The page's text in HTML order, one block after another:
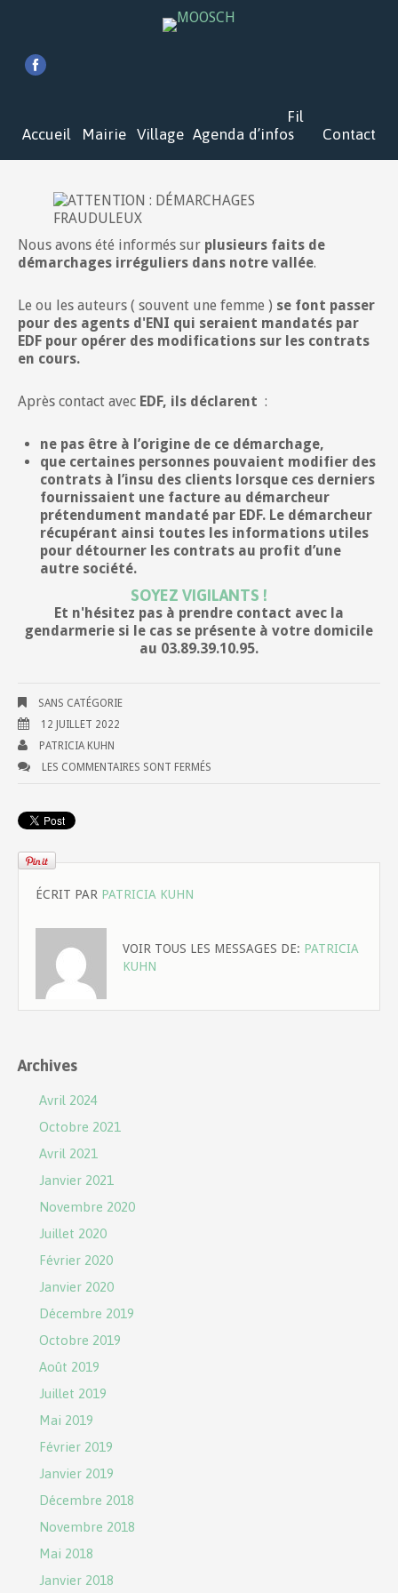
Accueil Mairie Village Agenda
Fil
d’infos
Contact
Nous avons été informés sur plusieurs faits de
démarchages irréguliers dans notre vallée.
Le ou les auteurs ( souvent une femme ) se font passer
pour des agents d'ENI qui seraient mandatés par
EDF pour opérer des modifications sur les contrats
en cours.
Après contact avec EDF, ils déclarent :
ne pas être à l’origine de ce démarchage,
que certaines personnes pouvaient modifier des
contrats à l’insu des clients lorsque ces derniers
fournissaient une facture au démarcheur
prétendument mandaté par EDF. Le démarcheur
récupérant ainsi toutes les informations utiles
pour détourner les contrats au profit d’une
autre société.
SOYEZ VIGILANTS !
Et n'hésitez pas à prendre contact avec la
gendarmerie si le cas se présente à votre domicile
au 03.89.39.10.95.
SANS CATÉGORIE
12 JUILLET 2022
PATRICIA KUHN
LES COMMENTAIRES SONT FERMÉS
ÉCRIT PAR PATRICIA KUHN
VOIR TOUS LES MESSAGES DE: PATRICIA
KUHN
Archives
Avril 2024
Octobre 2021
Avril 2021
Janvier 2021
Novembre 2020
Juillet 2020
Février 2020
Janvier 2020
Décembre 2019
Octobre 2019
Août 2019
Juillet 2019
Mai 2019
Février 2019
Janvier 2019
Décembre 2018
Novembre 2018
Mai 2018
Janvier 2018